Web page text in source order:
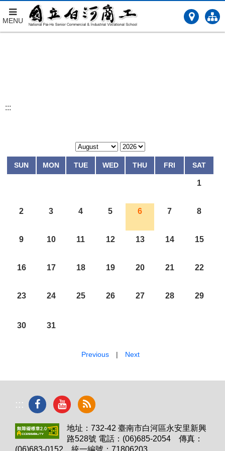
跳
MENU
:::
SUN MON TUE WED THU FRI SAT
1
2 3 4 5 6 7 8
9 10 11 12 13 14 15
16 17 18 19 20 21 22
23 24 25 26 27 28 29
30 31
Previous| Next
:::
地址：732-42 臺南市白河區永安里新興
路528號 電話：(06)685-2054 傳真：
(06)683-0152 統一編號：71806203